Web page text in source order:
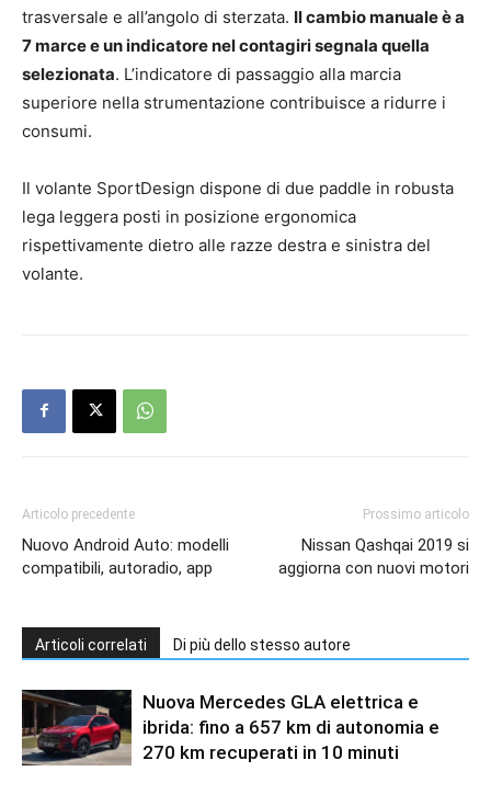
trasversale e all’angolo di sterzata. Il cambio manuale è a
7 marce e un indicatore nel contagiri segnala quella
selezionata. L’indicatore di passaggio alla marcia
superiore nella strumentazione contribuisce a ridurre i
consumi.
Il volante SportDesign dispone di due paddle in robusta
lega leggera posti in posizione ergonomica
rispettivamente dietro alle razze destra e sinistra del
volante.
Articolo precedente
Nuovo Android Auto: modelli
compatibili, autoradio, app
Prossimo articolo
Nissan Qashqai 2019 si
aggiorna con nuovi motori
Articoli correlati Di più dello stesso autore
Nuova Mercedes GLA elettrica e
ibrida: fino a 657 km di autonomia e
270 km recuperati in 10 minuti